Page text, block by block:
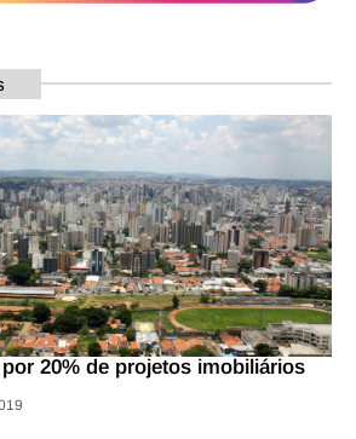
20% de projetos imobiliários